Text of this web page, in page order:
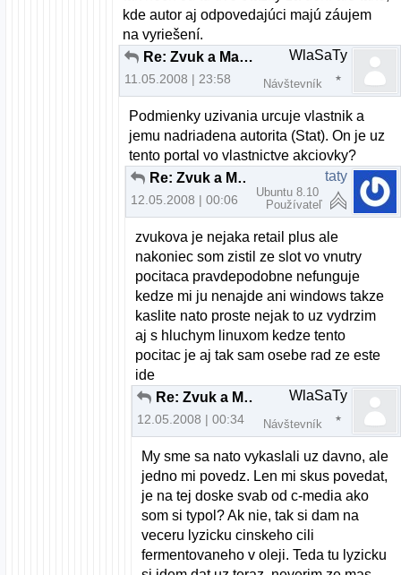
kde autor aj odpovedajúci majú záujem
na vyriešení.
Re: Zvuk a Mandriva 2008.0 pomoc
11.05.2008 | 23:58
WlaSaTy
Návštevník
Podmienky uzivania urcuje vlastnik a
jemu nadriadena autorita (Stat). On je uz
tento portal vo vlastnictve akciovky?
Re: Zvuk a Mandriva 2008.0 pomoc
12.05.2008 | 00:06
taty
Ubuntu 8.10
Používateľ
zvukova je nejaka retail plus ale
nakoniec som zistil ze slot vo vnutry
pocitaca pravdepodobne nefunguje
kedze mi ju nenajde ani windows takze
kaslite nato proste nejak to uz vydrzim
aj s hluchym linuxom kedze tento
pocitac je aj tak sam osebe rad ze este
ide
Re: Zvuk a Mandriva 2008.0 pomoc
12.05.2008 | 00:34
WlaSaTy
Návštevník
My sme sa nato vykaslali uz davno, ale
jedno mi povedz. Len mi skus povedat,
je na tej doske svab od c-media ako
som si typol? Ak nie, tak si dam na
veceru lyzicku cinskeho cili
fermentovaneho v oleji. Teda tu lyzicku